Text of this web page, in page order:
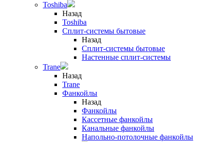
Toshiba
Назад
Toshiba
Сплит-системы бытовые
Назад
Сплит-системы бытовые
Настенные сплит-системы
Trane
Назад
Trane
Фанкойлы
Назад
Фанкойлы
Кассетные фанкойлы
Канальные фанкойлы
Напольно-потолочные фанкойлы